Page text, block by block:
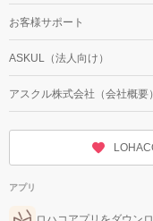
お客様サポート
ASKUL（法人向け）
アスクル株式会社（会社概要）
アプリ